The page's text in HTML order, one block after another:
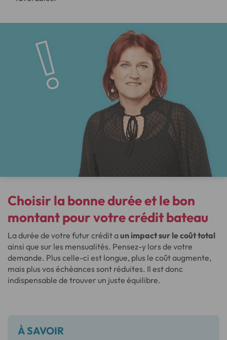
Choisir la bonne durée et le bon
montant pour votre crédit bateau
La durée de votre futur crédit aun impact sur le coût total
ainsi que sur les mensualités. Pensez-y lors de votre
demande. Plus celle-ci est longue, plus le coût augmente,
mais plus vos échéances sont réduites. Il est donc
indispensable de trouver un juste équilibre.
À SAVOIR